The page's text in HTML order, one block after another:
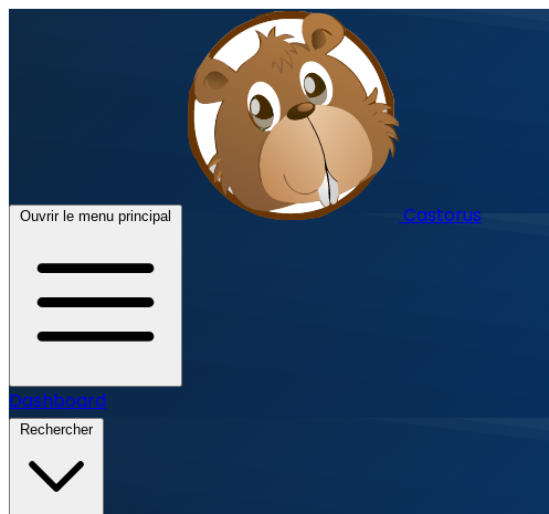
Ouvrir le menu principal Castorus
Dashboard
Rechercher